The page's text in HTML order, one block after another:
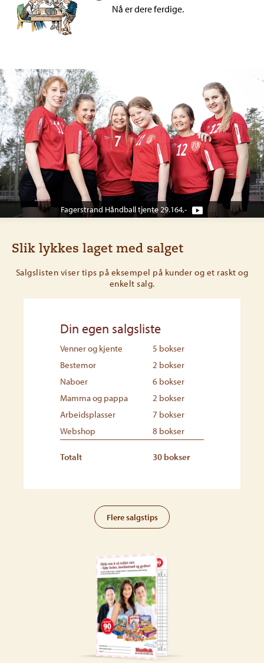
Nå er dere ferdige.
Fagerstrand Håndball tjente 29.164,-
Slik lykkes laget med salget
Salgslisten viser tips på eksempel på kunder og et raskt og
enkelt salg.
Din egen salgsliste
Venner og kjente
5 bokser
Bestemor
2 bokser
Naboer
6 bokser
Mamma og pappa
2 bokser
Arbeidsplasser
7 bokser
Webshop
8 bokser
Totalt 30 bokser
Flere salgstips